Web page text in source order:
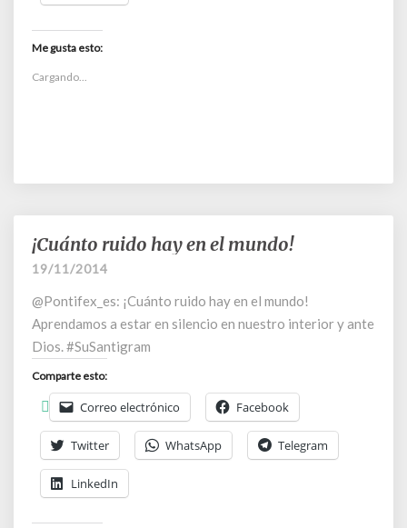
Me gusta esto:
Cargando...
¡Cuánto
ruido
en
el
mundo!
¡Cuánto ruido hay en el mundo!
19/11/2014
@Pontifex_es: ¡Cuánto ruido hay en el mundo!
Aprendamos a estar en silencio en nuestro interior y ante
Dios. #SuSantigram
Comparte esto:
Correo electrónico Facebook
Twitter WhatsApp Telegram
LinkedIn